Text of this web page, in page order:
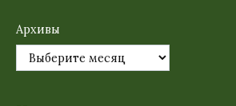
Архивы